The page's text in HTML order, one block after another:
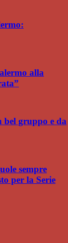
alla
gruppo e da
sempre
per la Serie